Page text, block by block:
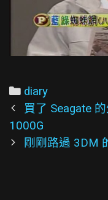
Categories
diary
Post
navigation
買了 Seagate
1000G
剛剛路過 3DM